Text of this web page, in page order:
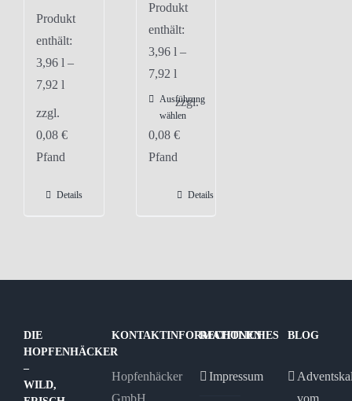
Produkt
enthält:
3,96 l –
7,92 l
zzgl.
0,08 €
Pfand
Details
Produkt
enthält:
3,96 l –
7,92 l
Ausführung
wählen
Dieses
Produkt
Varianten
können
Produktseite
zzgl.
0,08 €
Pfand
Details
DIE
HOPFENHÄCKER
–
WILD,
KONTAKTINFORMATIONEN
Hopfenhäcker
RECHTLICHES
Impressum
BLOG